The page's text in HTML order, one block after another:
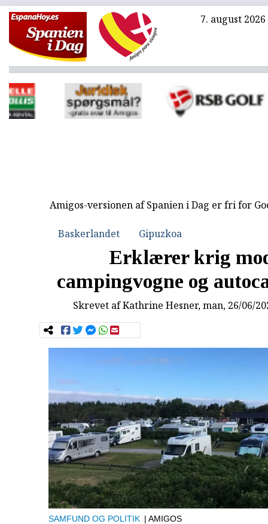
7. august 2026
Amigos-versionen af Spanien i Dag er fri for
Baskerlandet Gipuzkoa
Erklærer krig
campingvogne og
Skrevet afKathrine Hesner, man, 26/06/
SAMFUND OG POLITIK | AMIGOS